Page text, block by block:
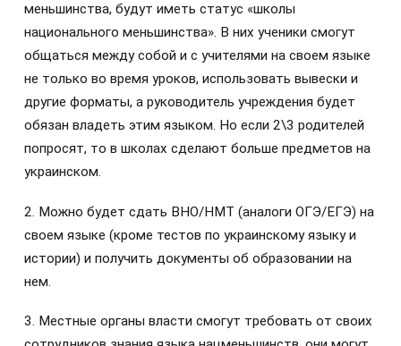
меньшинства, будут иметь статус «школы
национального меньшинства». В них ученики смогут
общаться между собой и с учителями на своем языке
не только во время уроков, использовать вывески и
другие форматы, а руководитель учреждения будет
обязан владеть этим языком. Но если 2\3 родителей
попросят, то в школах сделают больше предметов на
украинском.
2. Можно будет сдать ВНО/НМТ (аналоги ОГЭ/ЕГЭ) на
своем языке (кроме тестов по украинскому языку и
истории) и получить документы об образовании на
нем.
3. Местные органы власти смогут требовать от своих